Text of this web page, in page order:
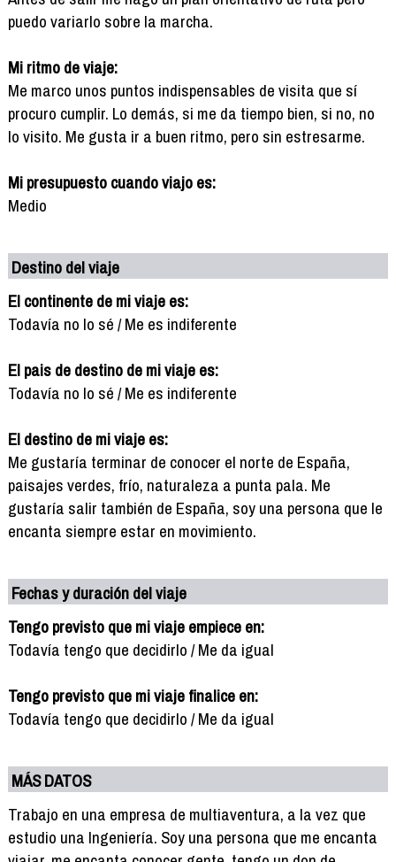
puedo variarlo sobre la marcha.
Mi ritmo de viaje:
Me marco unos puntos indispensables de visita que sí
procuro cumplir. Lo demás, si me da tiempo bien, si no, no
lo visito. Me gusta ir a buen ritmo, pero sin estresarme.
Mi presupuesto cuando viajo es:
Medio
Destino del viaje
El continente de mi viaje es:
Todavía no lo sé / Me es indiferente
El pais de destino de mi viaje es:
Todavía no lo sé / Me es indiferente
El destino de mi viaje es:
Me gustaría terminar de conocer el norte de España,
paisajes verdes, frío, naturaleza a punta pala. Me
gustaría salir también de España, soy una persona que le
encanta siempre estar en movimiento.
Fechas y duración del viaje
Tengo previsto que mi viaje empiece en:
Todavía tengo que decidirlo / Me da igual
Tengo previsto que mi viaje finalice en:
Todavía tengo que decidirlo / Me da igual
MÁS DATOS
Trabajo en una empresa de multiaventura, a la vez que
estudio una Ingeniería. Soy una persona que me encanta